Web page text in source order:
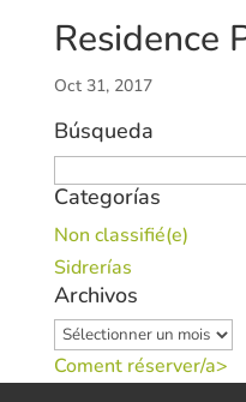
Residence
Oct 31, 2017
Búsqueda
Categorías
Non classifié(e)
Sidrerías
Archivos
Archivos
Coment réserver/a>